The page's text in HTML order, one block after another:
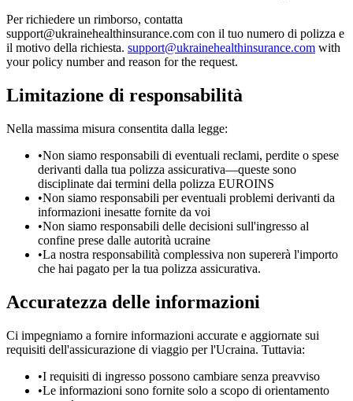
Per richiedere un rimborso, contatta
support@ukrainehealthinsurance.com con il tuo numero di polizza e
il motivo della richiesta. support@ukrainehealthinsurance.com with
your policy number and reason for the request.
Limitazione di responsabilità
Nella massima misura consentita dalla legge:
•Non siamo responsabili di eventuali reclami, perdite o spese
derivanti dalla tua polizza assicurativa—queste sono
disciplinate dai termini della polizza EUROINS
•Non siamo responsabili per eventuali problemi derivanti da
informazioni inesatte fornite da voi
•Non siamo responsabili delle decisioni sull'ingresso al
confine prese dalle autorità ucraine
•La nostra responsabilità complessiva non supererà l'importo
che hai pagato per la tua polizza assicurativa.
Accuratezza delle informazioni
Ci impegniamo a fornire informazioni accurate e aggiornate sui
requisiti dell'assicurazione di viaggio per l'Ucraina. Tuttavia:
•I requisiti di ingresso possono cambiare senza preavviso
•Le informazioni sono fornite solo a scopo di orientamento